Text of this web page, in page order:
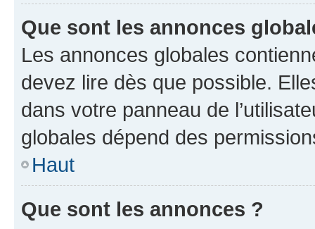
Que sont les annonces
Les annonces globales
devez lire dès que possible.
dans votre panneau de
globales dépend des
Haut
Que sont les annonces ?